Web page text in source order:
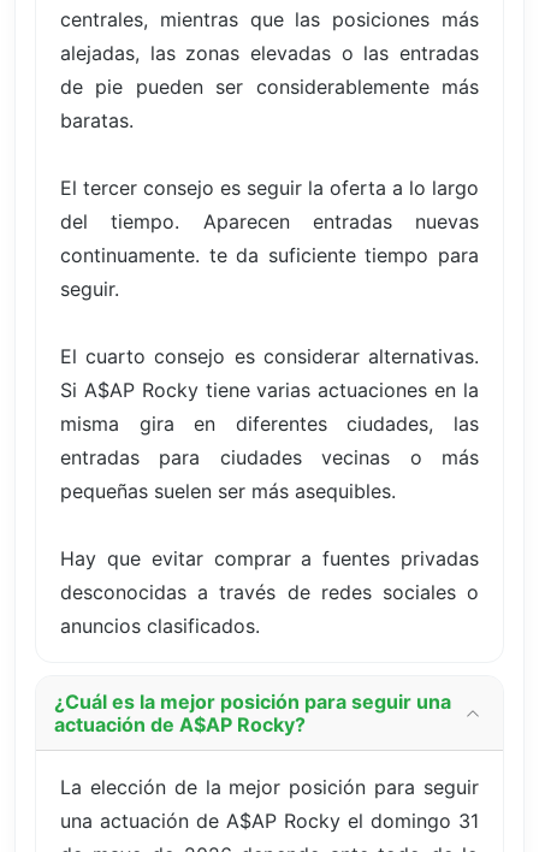
centrales, mientras que las posiciones más
alejadas, las zonas elevadas o las entradas
de pie pueden ser considerablemente más
baratas.
El tercer consejo es seguir la oferta a lo largo
del tiempo. Aparecen entradas nuevas
continuamente. te da suficiente tiempo para
seguir.
El cuarto consejo es considerar alternativas.
Si A$AP Rocky tiene varias actuaciones en la
misma gira en diferentes ciudades, las
entradas para ciudades vecinas o más
pequeñas suelen ser más asequibles.
Hay que evitar comprar a fuentes privadas
desconocidas a través de redes sociales o
anuncios clasificados.
¿Cuál es la mejor posición para seguir una
actuación de A$AP Rocky?
La elección de la mejor posición para seguir
una actuación de A$AP Rocky el domingo 31